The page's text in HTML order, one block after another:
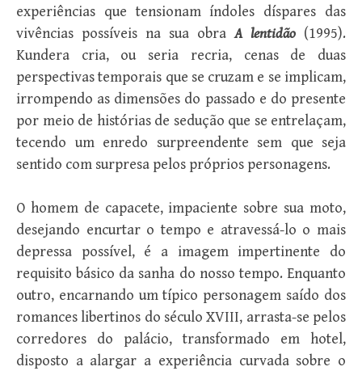
experiências que tensionam índoles díspares das
vivências possíveis na sua obraA lentidão (1995).
Kundera cria, ou seria recria, cenas de duas
perspectivas temporais que se cruzam e se implicam,
irrompendo as dimensões do passado e do presente
por meio de histórias de sedução que se entrelaçam,
tecendo um enredo surpreendente sem que seja
sentido com surpresa pelos próprios personagens.
O homem de capacete, impaciente sobre sua moto,
desejando encurtar o tempo e atravessá-lo o mais
depressa possível, é a imagem impertinente do
requisito básico da sanha do nosso tempo. Enquanto
outro, encarnando um típico personagem saído dos
romances libertinos do século XVIII, arrasta-se pelos
corredores do palácio, transformado em hotel,
disposto a alargar a experiência curvada sobre o